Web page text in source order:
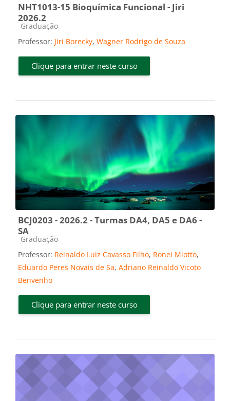
NHT1013-15 Bioquímica Funcional - Jiri
2026.2
Categoria do curso
Graduação
Professor: Jiri Borecky, Wagner Rodrigo de Souza
Clique para entrar neste curso
BCJ0203 - 2026.2 - Turmas DA4, DA5 e DA6 -
SA
Categoria do curso
Graduação
Professor: Reinaldo Luiz Cavasso Filho, Ronei Miotto,
Eduardo Peres Novais de Sa, Adriano Reinaldo Vicoto
Benvenho
Clique para entrar neste curso